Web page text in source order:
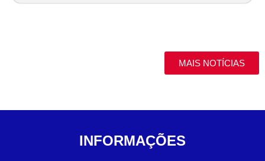
MAIS NOTÍCIAS
INFORMAÇÕES